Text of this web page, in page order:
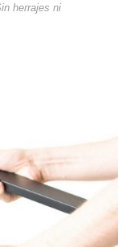
herrajes ni